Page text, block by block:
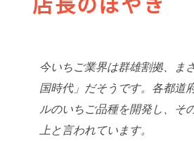
今いちご業界は群雄割拠、ま
国時代」だそうです。各都道
ルのいちご品種を開発し、そ
上と言われています。